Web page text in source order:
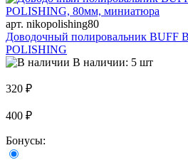
арт. nikopolishing80
Доводочный полировальник BUFF
POLISHING
В наличии: 5 шт
320 ₽
400 ₽
Бонусы: